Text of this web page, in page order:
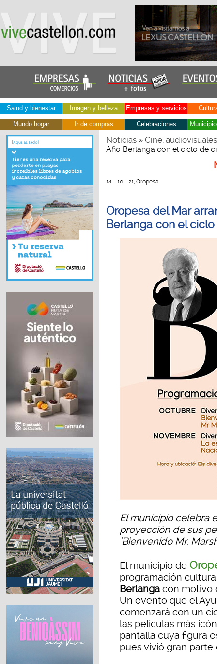
Salud y bienestar Imagen y belleza Empresas y servicios
Mundo hogar Ir de compras Celebraciones
Noticias» Cine, audiovisuales
Año Berlanga con el ciclo de
14 - 10 - 21, Oropesa
Oropesa del Mar
Berlanga con el
El municipio celebra
proyección de sus
‘Bienvenido Mr.
El municipio de
programación
Berlanga con motivo
Un evento que el
comenzará con un
las películas más
pantalla cuya figura
pues vivió gran parte